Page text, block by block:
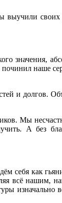
наше
и долгов.
Мы
А без
как
всё нашим,